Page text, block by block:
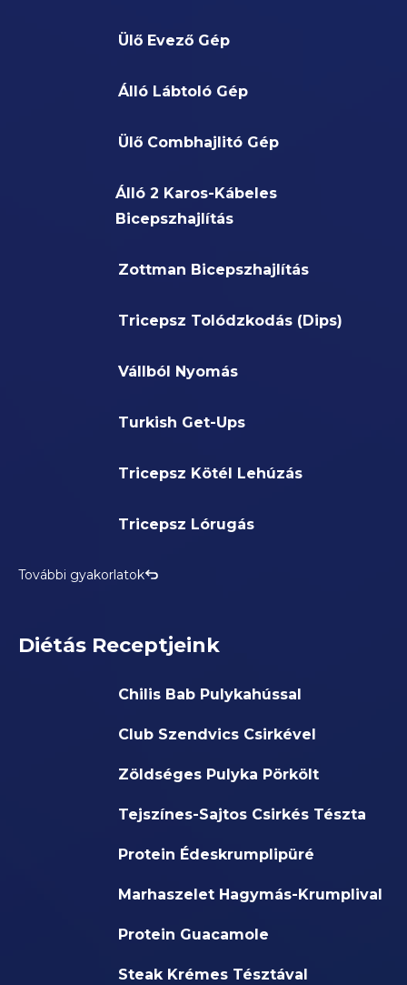
Ülő Evező Gép
Álló Lábtoló Gép
Ülő Combhajlitó Gép
Álló 2 Karos-Kábeles
Bicepszhajlítás
Zottman Bicepszhajlítás
Tricepsz Tolódzkodás (Dips)
Vállból Nyomás
Turkish Get-Ups
Tricepsz Kötél Lehúzás
Tricepsz Lórugás
További gyakorlatok
Diétás Receptjeink
Chilis Bab Pulykahússal
Club Szendvics Csirkével
Zöldséges Pulyka Pörkölt
Tejszínes-Sajtos Csirkés Tészta
Protein Édeskrumplipüré
Marhaszelet Hagymás-Krumplival
Protein Guacamole
Steak Krémes Tésztával